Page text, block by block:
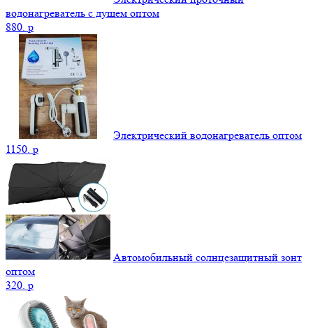
водонагреватель с душем оптом
880. p
Электрический водонагреватель оптом
1150. p
Автомобильный солнцезащитный зонт
оптом
320. p